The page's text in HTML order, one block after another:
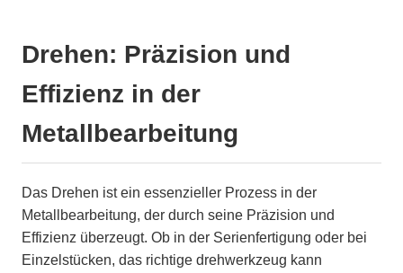
Drehen: Präzision und
Effizienz in der
Metallbearbeitung
Das Drehen ist ein essenzieller Prozess in der
Metallbearbeitung, der durch seine Präzision und
Effizienz überzeugt. Ob in der Serienfertigung oder bei
Einzelstücken, das richtige drehwerkzeug kann